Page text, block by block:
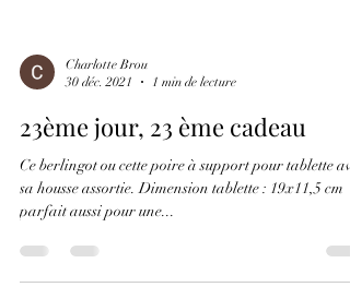
Charlotte Brou
30 déc. 2021
1 min de lecture
23ème jour, 23 ème cadeau